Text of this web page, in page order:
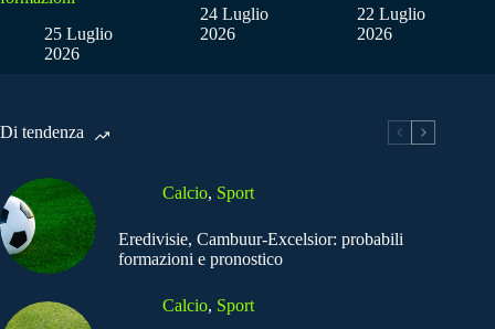
25 Luglio
2026
24 Luglio
2026
22 Luglio
2026
Di tendenza
Calcio, Sport
Eredivisie, Cambuur-Excelsior: probabili
formazioni e pronostico
Calcio, Sport